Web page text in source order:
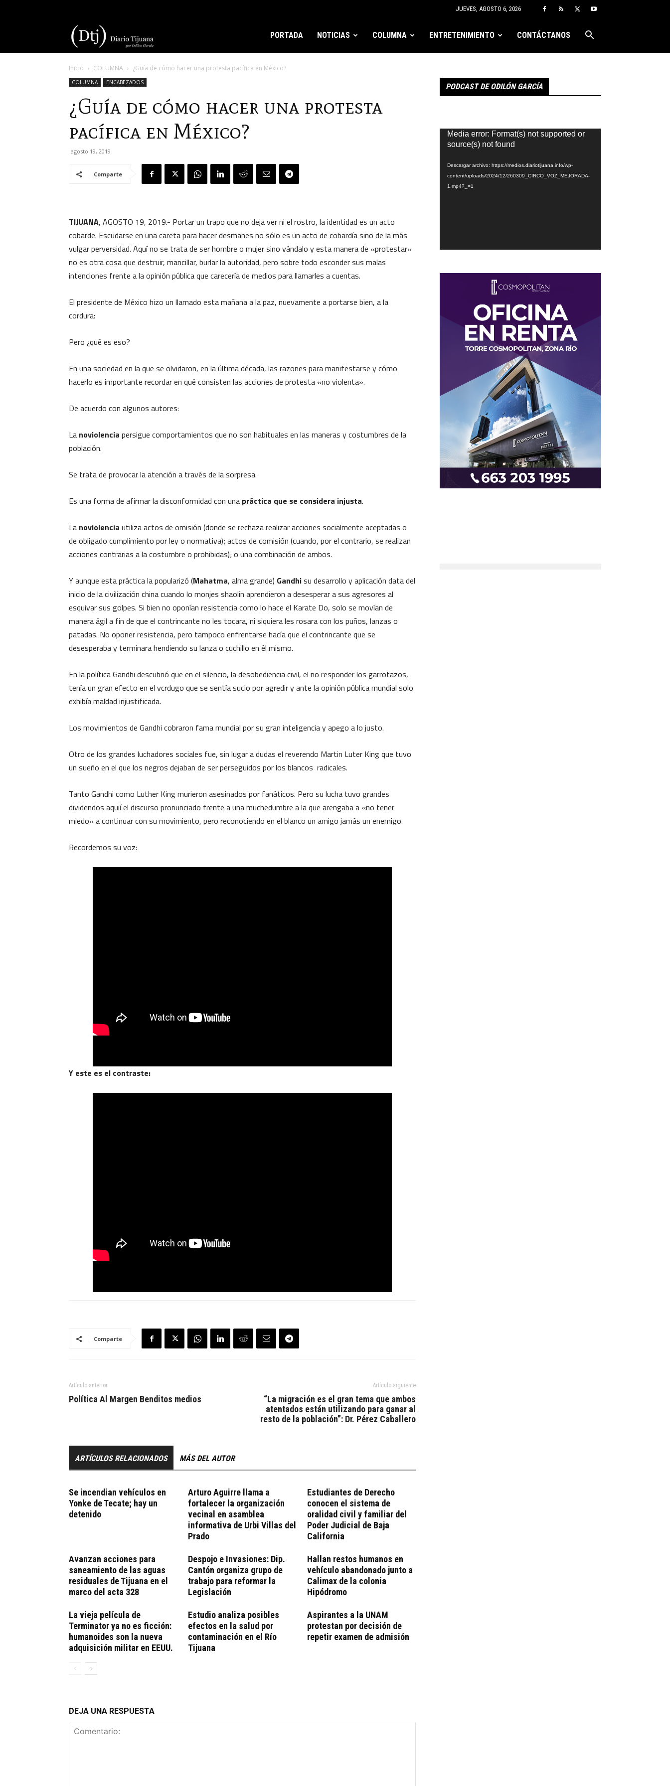
JUEVES, AGOSTO 6, 2026
Tijuana
PORTADA NOTICIAS COLUMNA ENTRETENIMIENTO CONTÁCTANOS
Inicio COLUMNA ¿Guía de cómo hacer una protesta pacífica en México?
COLUMNA ENCABEZADOS
¿Guía de cómo hacer una protesta
pacífica en México?
agosto 19, 2019
Comparte
TIJUANA, AGOSTO 19, 2019.- Portar un trapo que no deja ver ni el rostro, la identidad es un acto
cobarde. Escudarse en una careta para hacer desmanes no sólo es un acto de cobardía sino de la más
vulgar perversidad. Aquí no se trata de ser hombre o mujer sino vándalo y esta manera de «protestar»
no es otra cosa que destruir, mancillar, burlar la autoridad, pero sobre todo esconder sus malas
intenciones frente a la opinión pública que carecería de medios para llamarles a cuentas.
El presidente de México hizo un llamado esta mañana a la paz, nuevamente a portarse bien, a la
cordura:
Pero ¿qué es eso?
En una sociedad en la que se olvidaron, en la última década, las razones para manifestarse y cómo
hacerlo es importante recordar en qué consisten las acciones de protesta «no violenta».
De acuerdo con algunos autores:
La noviolencia persigue comportamientos que no son habituales en las maneras y costumbres de la
población.
Se trata de provocar la atención a través de la sorpresa.
Es una forma de afirmar la disconformidad con una práctica que se considera injusta.
La noviolencia utiliza actos de omisión (donde se rechaza realizar acciones socialmente aceptadas o
de obligado cumplimiento por ley o normativa); actos de comisión (cuando, por el contrario, se realizan
acciones contrarias a la costumbre o prohibidas); o una combinación de ambos.
Y aunque esta práctica la popularizó (Mahatma, alma grande) Gandhisu desarrollo y aplicación data del
inicio de la civilización china cuando lo monjes shaolin aprendieron a desesperar a sus agresores al
esquivar sus golpes. Si bien no oponían resistencia como lo hace el Karate Do, solo se movían de
manera ágil a fin de que el contrincante no les tocara, ni siquiera les rosara con los puños, lanzas o
patadas. No oponer resistencia, pero tampoco enfrentarse hacía que el contrincante que se
desesperaba y terminara hendiendo su lanza o cuchillo en él mismo.
En la política Gandhi descubrió que en el silencio, la desobediencia civil, el no responder los garrotazos,
tenía un gran efecto en el vcrdugo que se sentía sucio por agredir y ante la opinión pública mundial solo
exhibía maldad injustificada.
Los movimientos de Gandhi cobraron fama mundial por su gran inteligencia y apego a lo justo.
Otro de los grandes luchadores sociales fue, sin lugar a dudas el reverendo Martin Luter King que tuvo
un sueño en el que los negros dejaban de ser perseguidos por los blancos radicales.
Tanto Gandhi como Luther King murieron asesinados por fanáticos. Pero su lucha tuvo grandes
dividendos aquií el discurso pronunciado frente a una muchedumbre a la que arengaba a «no tener
miedo» a continuar con su movimiento, pero reconociendo en el blanco un amigo jamás un enemigo.
Recordemos su voz:
Y este es el contraste:
Comparte
Artículo anterior
Política Al Margen Benditos medios
Artículo siguiente
“La migración es el gran tema que ambos
atentados están utilizando para ganar al
resto de la población”: Dr. Pérez Caballero
ARTÍCULOS RELACIONADOS MÁS DEL AUTOR
Se incendian vehículos en
Yonke de Tecate; hay un
detenido
Arturo Aguirre llama a
fortalecer la organización
vecinal en asamblea
informativa de Urbi Villas del
Prado
Estudiantes de Derecho
conocen el sistema de
oralidad civil y familiar del
Poder Judicial de Baja
California
Avanzan acciones para
saneamiento de las aguas
residuales de Tijuana en el
marco del acta 328
Despojo e Invasiones: Dip.
Cantón organiza grupo de
trabajo para reformar la
Legislación
Hallan restos humanos en
vehículo abandonado junto a
Calimax de la colonia
Hipódromo
La vieja película de
Terminator ya no es ficción:
humanoides son la nueva
adquisición militar en EEUU.
Estudio analiza posibles
efectos en la salud por
contaminación en el Río
Tijuana
Aspirantes a la UNAM
protestan por decisión de
repetir examen de admisión
DEJA UNA RESPUESTA
PODCAST DE ODILÓN GARCÍA
Reproductor
de
Media error: Format(s) not supported or
source(s) not found
Descargar archivo: https://medios.diariotijuana.info/wp-
content/uploads/2024/12/260309_CIRCO_VOZ_MEJORADA-
1.mp4?_=1